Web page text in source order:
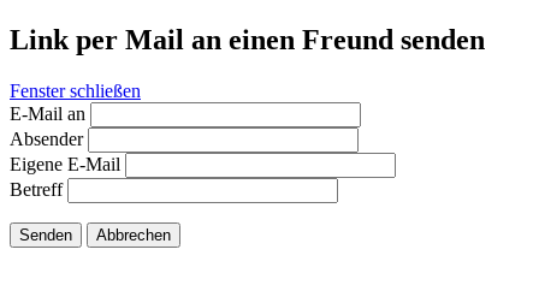
Link per Mail an einen Freund senden
Fenster schließen
E-Mail an
Absender
Eigene E-Mail
Betreff
Senden Abbrechen